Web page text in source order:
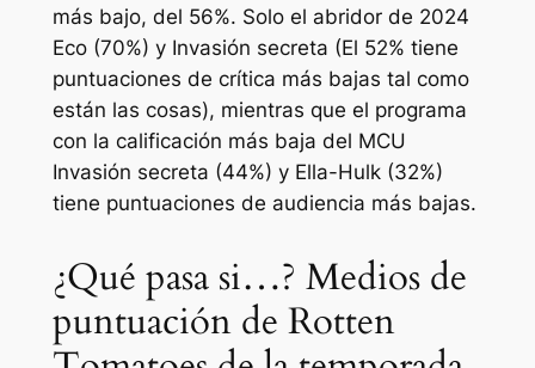
más bajo, del 56%. Solo el abridor de 2024
Eco (70%) y Invasión secreta (El 52% tiene
puntuaciones de crítica más bajas tal como
están las cosas), mientras que el programa
con la calificación más baja del MCU
Invasión secreta (44%) y Ella-Hulk(32%)
tiene puntuaciones de audiencia más bajas.
¿Qué pasa si…? Medios de
puntuación de Rotten